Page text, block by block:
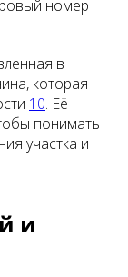
номер
в
которая
10. Её
понимать
участка и
и